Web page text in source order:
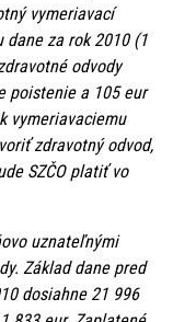
vymeriavací
dane za rok 2010 (1
odvody
poistenie a 105 eur
vymeriavaciemu
zdravotný odvod,
SZČO platiť vo
uznateľnými
Základ dane pred
dosiahne 21 996